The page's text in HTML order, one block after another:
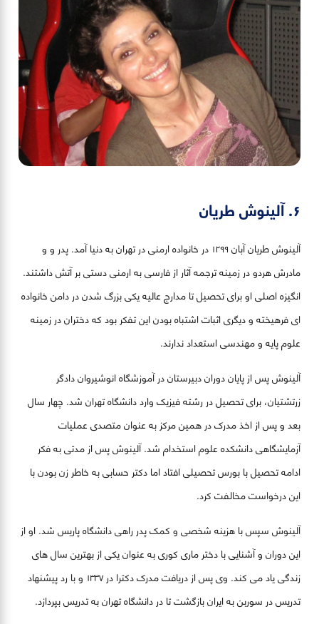
۶. آلینوش طریان
آلینوش طریان آبان ١٢٩٩ در خانواده ارمنی در تهران به دنیا آمد. پدر و و
مادرش هردو در زمینه ترجمه آثار از فارسی به ارمنی دستی بر آتش داشتند.
انگیزه اصلی او برای تحصیل تا مدارج عالیه یکی بزرگ شدن در دامن خانواده
ای فرهیخته و دیگری اثبات اشتباه بودن این تفکر بود که دختران در زمینه
علوم پایه و مهندسی استعداد ندارند.
آلینوش پس از پایان دوران دبیرستان در آموزشگاه انوشیروان دادگر
زرتشتیان، برای تحصیل در رشته فیزیک وارد دانشگاه تهران شد. چهار سال
بعد و پس از اخذ مدرک در همین مرکز به عنوان متصدی عملیات
آزمایشگاهی دانشکده علوم استخدام شد. آلینوش پس از مدتی به فکر
ادامه تحصیل با بورس تحصیلی افتاد اما دکتر حسابی به خاطر زن بودن با
این درخواست مخالفت کرد.
آلینوش سپس با هزینه شخصی و کمک پدر راهی دانشگاه پاریس شد. او از
این دوران و آشنایی با دختر ماری کوری به عنوان یکی از بهترین سال های
زندگی یاد می کند. وی پس از دریافت مدرک دکترا در ۱۳۳۷ و با رد پیشنهاد
تدریس در سوربن به ایران بازگشت تا در دانشگاه تهران به تدریس بپردازد.